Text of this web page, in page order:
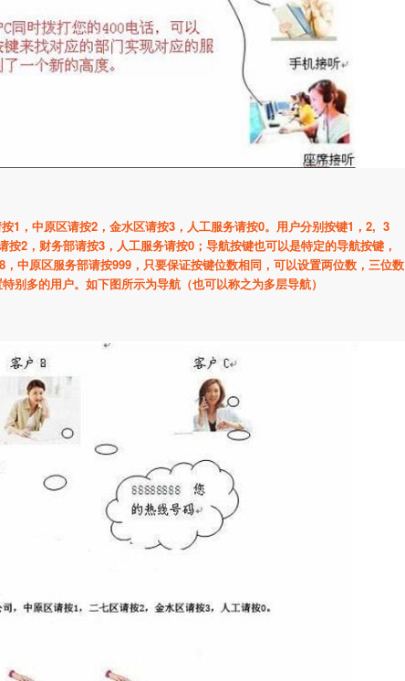
1 ，中原区请按2 ，金水区请按3 ，人工服务请按0。 用户分别按键1 ，2, 3
按2 ，财务部请按3 ，人工服务请按0； 导航按键也可以是特定的导航按键，
，中原区服务部请按999 ，只要保证按键位数相同，可以设置两位数，三位数
别多的用户。 如下图所示为导航（也可以称之为多层导航）